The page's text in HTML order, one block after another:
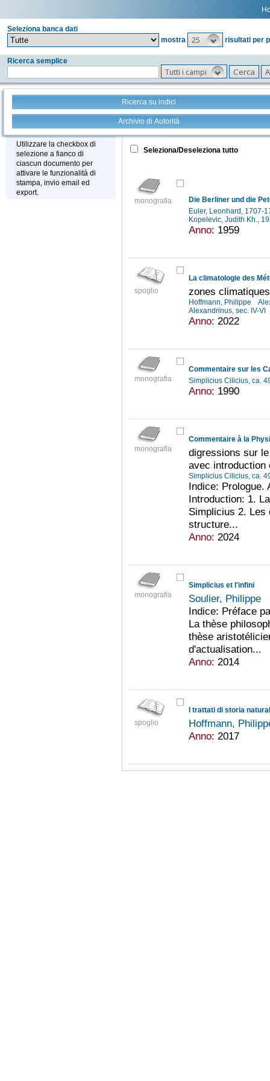
Seleziona banca dati
mostra
25 risultati per
Ricerca semplice
Tutti i campi
Ricerca su indici
Archivio di Autorità
Stampa - Email - Export
Utilizzare la checkbox di
selezione a fianco di
ciascun documento per
attivare le funzionalità di
stampa, invio email ed
export.
Tutto +
Seleziona/Deseleziona tutto
monografia
Euler, Leonhard, 1707-
Kopelevic, Judith Kh.,
Anno: 1959
spoglio
La climatologie des
zones
Hoffmann, Philippe
Alexandrinus, sec. IV-VI
Anno: 2022
monografia
Commentaire sur les
Simplicius Cilicius, ca.
Anno: 1990
monografia
Commentaire à la
digressions sur
avec introduction
Simplicius Cilicius, ca.
Indice: Prologue.
Introduction: 1.
Simplicius 2.
structure...
Anno: 2024
monografia
Simplicius et l'infini
Soulier, Philippe
Indice: Préface
La thèse
thèse
d'actualisation...
Anno: 2014
spoglio
Hoffmann,
Anno: 2017